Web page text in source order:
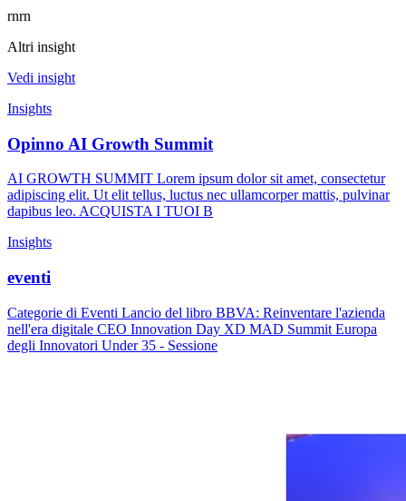
rnrn
Altri insight
Vedi insight
Insights
Opinno AI Growth Summit
AI GROWTH SUMMIT Lorem ipsum dolor sit amet, consectetur
adipiscing elit. Ut elit tellus, luctus nec ullamcorper mattis, pulvinar
dapibus leo. ACQUISTA I TUOI B
Insights
eventi
Categorie di Eventi Lancio del libro BBVA: Reinventare l'azienda
nell'era digitale CEO Innovation Day XD MAD Summit Europa
degli Innovatori Under 35 - Sessione